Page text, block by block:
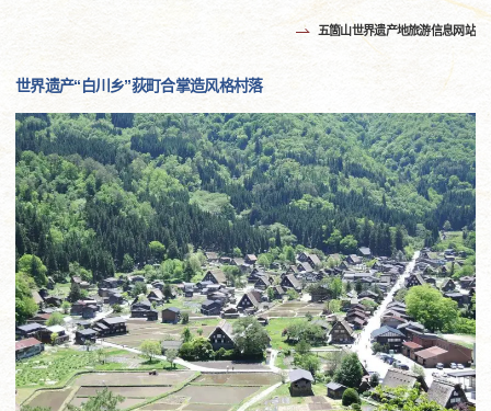
五箇山世界遗产地旅游信息网站
世界遗产“白川乡”荻町合掌造风格村落